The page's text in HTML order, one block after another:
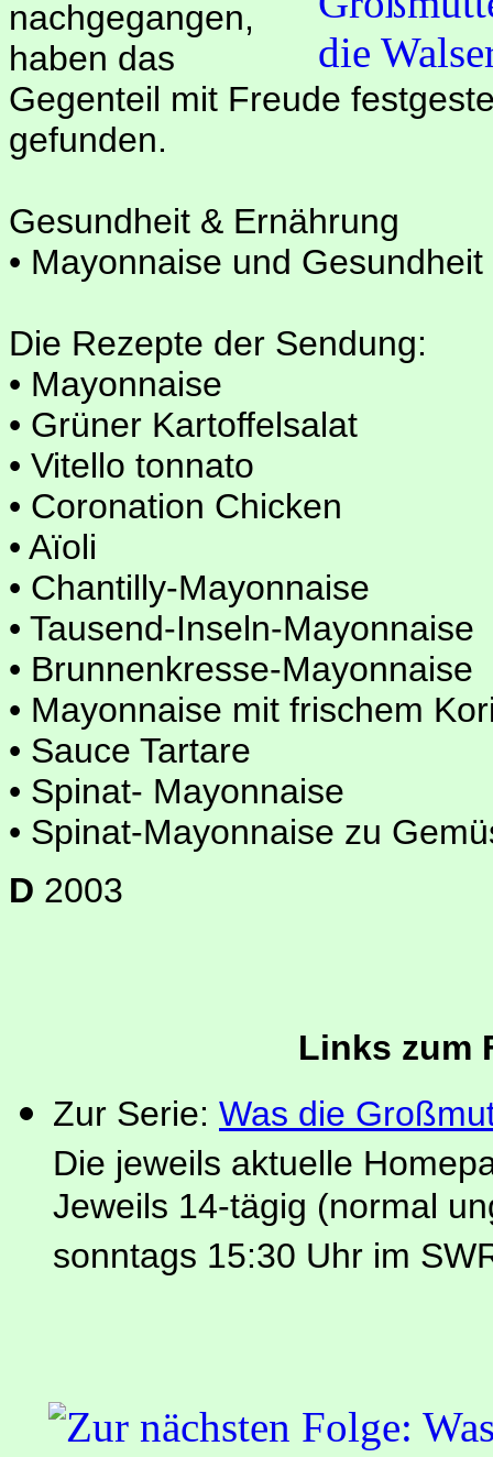
nachgegangen,
haben das
Gegenteil mit Freude
gefunden.
Gesundheit & Ernährung
• Mayonnaise und Gesundheit
Die Rezepte der Sendung:
• Mayonnaise
• Grüner Kartoffelsalat
• Vitello tonnato
• Coronation Chicken
• Aïoli
• Chantilly-Mayonnaise
• Tausend-Inseln-Mayonnaise
• Brunnenkresse-Mayonnaise
• Mayonnaise mit frischem
• Sauce Tartare
• Spinat- Mayonnaise
• Spinat-Mayonnaise zu
D 2003
Links zum
Zur Serie: Was die
Die jeweils aktuelle
Jeweils 14-tägig (normal
sonntags 15:30 Uhr im